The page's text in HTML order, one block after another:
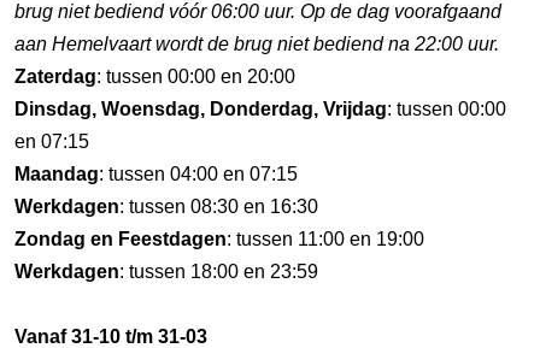
brug niet bediend vóór 06:00 uur. Op de dag voorafgaand
aan Hemelvaart wordt de brug niet bediend na 22:00 uur.
Zaterdag: tussen 00:00 en 20:00
Dinsdag, Woensdag, Donderdag, Vrijdag: tussen 00:00
en 07:15
Maandag: tussen 04:00 en 07:15
Werkdagen: tussen 08:30 en 16:30
Zondag en Feestdagen: tussen 11:00 en 19:00
Werkdagen: tussen 18:00 en 23:59
Vanaf 31-10 t/m 31-03